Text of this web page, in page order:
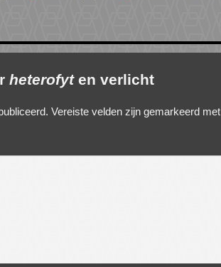
heterofyten verlicht
Vereiste velden zijn gemarkeerd met